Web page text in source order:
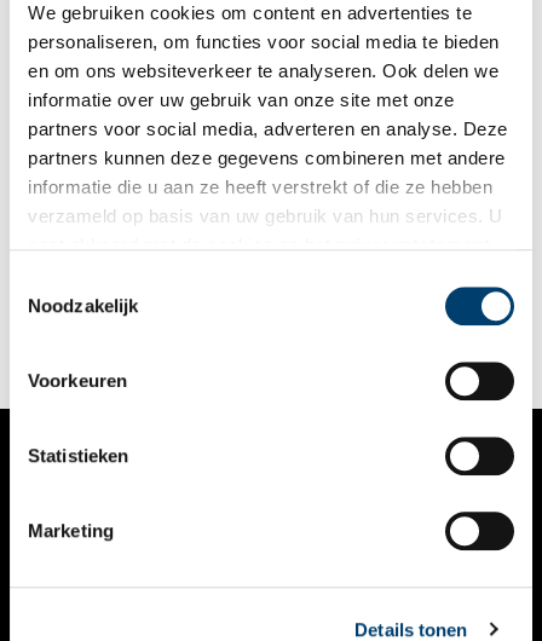
We gebruiken cookies om content en advertenties te
personaliseren, om functies voor social media te bieden
en om ons websiteverkeer te analyseren. Ook delen we
informatie over uw gebruik van onze site met onze
partners voor social media, adverteren en analyse. Deze
partners kunnen deze gegevens combineren met andere
informatie die u aan ze heeft verstrekt of die ze hebben
verzameld op basis van uw gebruik van hun services. U
Noodzakelijk
Voorkeuren
Statistieken
Marketing
Details tonen
Sjako, de Robin Hood van Amsterdam
Een van de grootste mythes van Amsterdam gaat over Sjako,
een haast ongrijpbare meesterdief die met zijn ‘zwarte bende’
zogenaamde Fort van Sjako op de Elandsgracht.
NIEUWS
KALENDER